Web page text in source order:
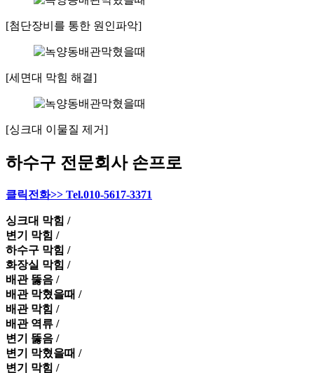
[첨단장비를 통한 원인파악]
[세면대 막힘 해결]
[싱크대 이물질 제거]
하수구 전문회사 손프로
클릭전화>> Tel.010-5617-3371
싱크대 막힘 /
변기 막힘 /
하수구 막힘 /
화장실 막힘 /
배관 뚫음 /
배관 막혔을때 /
배관 막힘 /
배관 역류 /
변기 뚫음 /
변기 막혔을때 /
변기 막힘 /